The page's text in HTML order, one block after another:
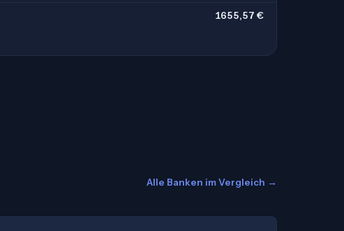
1655,57 €
Alle Banken im Vergleich →